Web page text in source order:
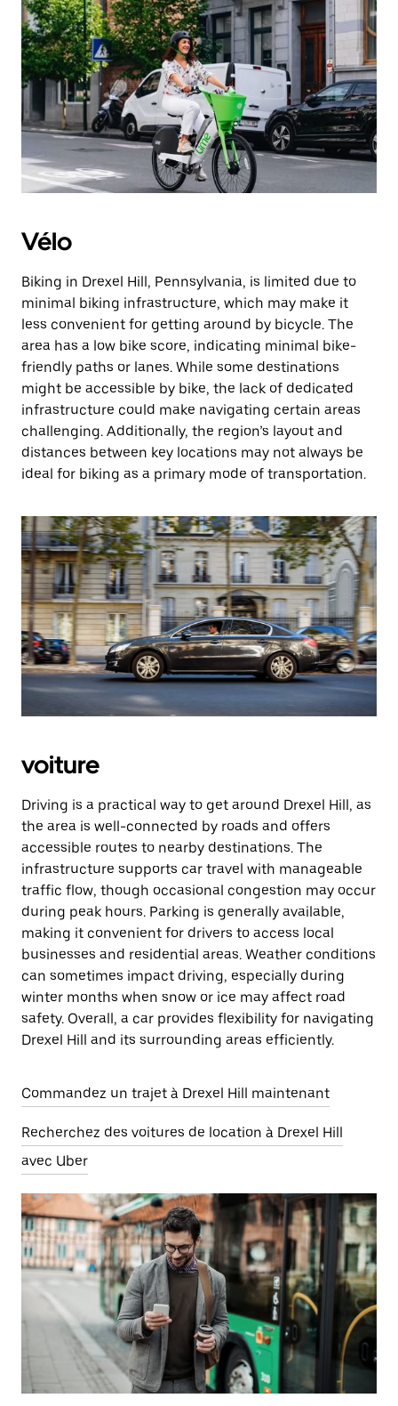
Vélo
Biking in Drexel Hill, Pennsylvania, is limited due to
minimal biking infrastructure, which may make it
less convenient for getting around by bicycle. The
area has a low bike score, indicating minimal bike-
friendly paths or lanes. While some destinations
might be accessible by bike, the lack of dedicated
infrastructure could make navigating certain areas
challenging. Additionally, the region’s layout and
distances between key locations may not always be
ideal for biking as a primary mode of transportation.
voiture
Driving is a practical way to get around Drexel Hill, as
the area is well-connected by roads and offers
accessible routes to nearby destinations. The
infrastructure supports car travel with manageable
traffic flow, though occasional congestion may occur
during peak hours. Parking is generally available,
making it convenient for drivers to access local
businesses and residential areas. Weather conditions
can sometimes impact driving, especially during
winter months when snow or ice may affect road
safety. Overall, a car provides flexibility for navigating
Drexel Hill and its surrounding areas efficiently.
Commandez un trajet à Drexel Hill maintenant
Recherchez des voitures de location à Drexel Hill
avec Uber